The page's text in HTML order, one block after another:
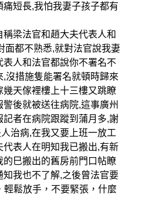
短長,我怕我妻子孩子都有
梁法官和趙大夫代表人和
面都不熟悉,就對法官說我妻
人和法官都說你不署名不
沒措施隻能署名就頓時歸來
天傢裡樓上十三樓又跳瞭
後就被送往病院,這事廣州
記者在病院跟蹤到蒲月多,謝
治病,在我又要上班一放工
表人在明知我已搬出,有新
巳搬出的舊房前門口帖瞭
知我也不了解,之後曾法官要
輕鬆放手，不要緊張，什麼